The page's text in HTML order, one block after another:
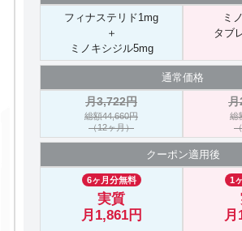
フィナステリド1mg
＋
ミノキシジル5mg
ミ
タブ
通常価格
月3,722円
総額44,660円
（12ヶ月）
月
総
クーポン適用後
6ヶ月分無料
実質
月1,861円
1
月